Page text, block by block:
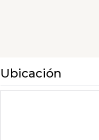
Ubicación